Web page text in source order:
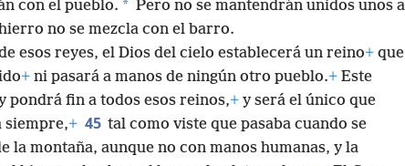
que el hierro mezclado con barro húmedo que viste,
con el pueblo. * Pero no se mantendrán unidos unos a
no se mezcla con el barro.
esos reyes, el Dios del cielo establecerá un reino+
+ni pasará a manos de ningún otro pueblo.+Este
pondrá fin a todos esos reinos,+ y será el único que
siempre,+ 45 tal como viste que pasaba cuando se